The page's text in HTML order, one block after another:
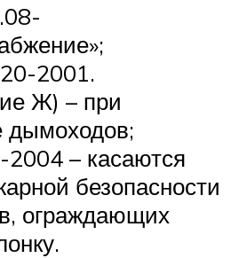
2001.
Ж) – при
дымоходов;
– касаются
безопасности
ограждающих